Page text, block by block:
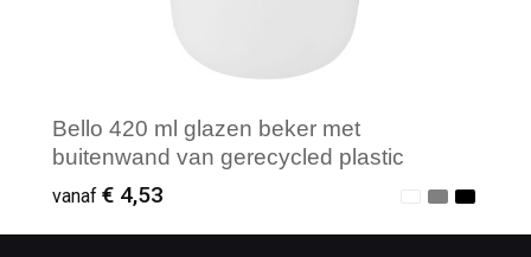
Bello 420 ml glazen beker met
buitenwand van gerecycled plastic
vanaf € 4,53